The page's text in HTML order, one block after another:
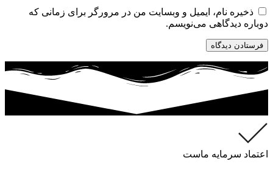
ذخیره نام، ایمیل و وبسایت من در مرورگر برای زمانی که
دوباره دیدگاهی می‌نویسم.
اعتماد سرمایه ماست